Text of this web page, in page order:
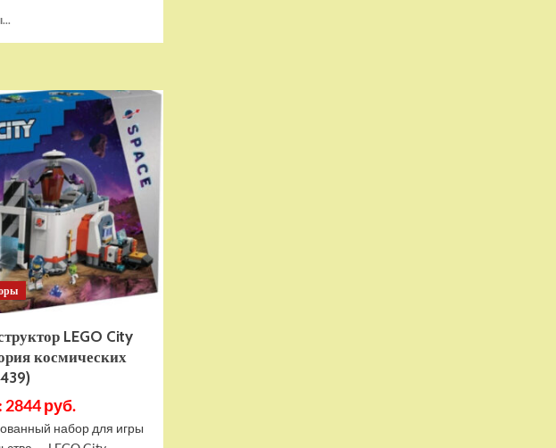
RiverToys
F888FF
красный
LEGO City
космических
2844 руб.
набор для игры